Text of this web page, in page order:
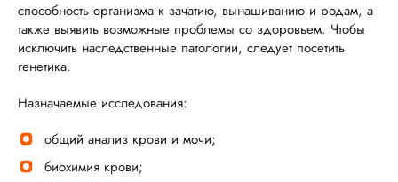
способность организма к зачатию, вынашиванию и родам, а
также выявить возможные проблемы со здоровьем. Чтобы
исключить наследственные патологии, следует посетить
генетика.
Назначаемые исследования:
общий анализ крови и мочи;
биохимия крови;